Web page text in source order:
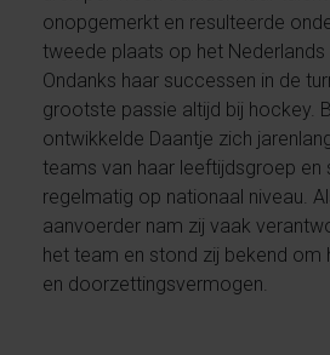
onopgemerkt en resulteerde
tweede plaats op het
Ondanks haar successen in de
grootste passie altijd bij hockey.
ontwikkelde Daantje zich
teams van haar leeftijdsgroep en
regelmatig op nationaal niveau.
aanvoerder nam zij vaak
het team en stond zij bekend om
en doorzettingsvermogen.